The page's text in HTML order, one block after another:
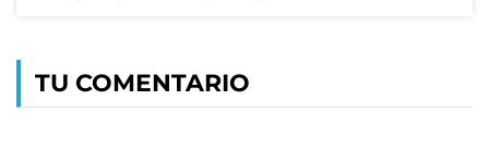
TU COMENTARIO